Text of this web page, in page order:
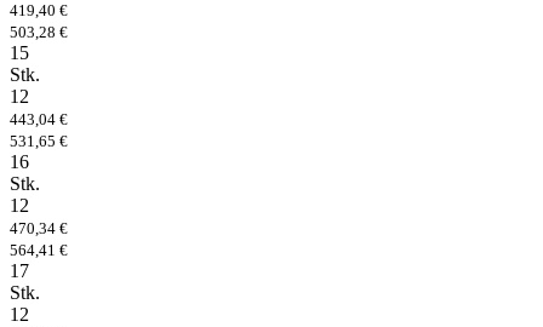
419,40 €
503,28 €
15
Stk.
12
443,04 €
531,65 €
16
Stk.
12
470,34 €
564,41 €
17
Stk.
12